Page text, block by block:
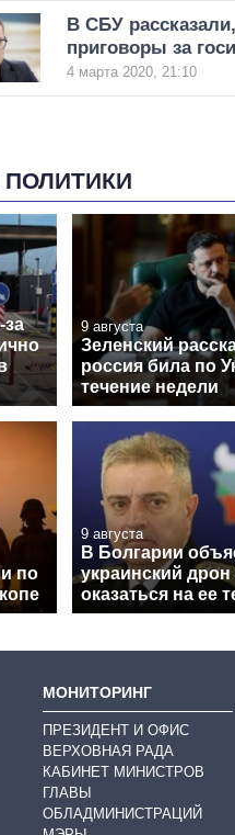
В СБУ
приговоры за
4 марта 2020, 21:10
за
9 августа
Зеленский
россия била по
течение недели
по
9 августа
В Болгарии
украинский дрон
оказаться на ее
МОНИТОРИНГ
ПРЕЗИДЕНТ И ОФИС
ВЕРХОВНАЯ РАДА
КАБИНЕТ МИНИСТРОВ
ГЛАВЫ
ОБЛАДМИНИСТРАЦИЙ